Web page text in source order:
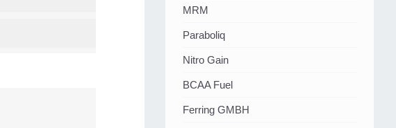
MRM
Paraboliq
Nitro Gain
BCAA Fuel
Ferring GMBH